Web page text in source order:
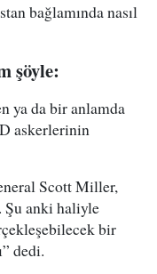
bağlamında nasıl
şöyle:
ya da bir anlamda
askerlerinin
Scott Miller,
Şu anki haliyle
bir
dedi.